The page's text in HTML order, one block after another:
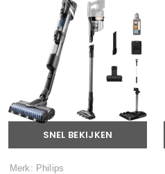
SNEL BEKIJKEN
Merk: Philips